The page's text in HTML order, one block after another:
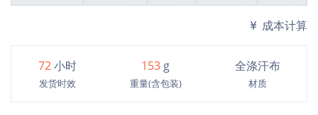
成本计算
72小时
发货时效
153 g
重量(含包装)
全涤汗布
材质